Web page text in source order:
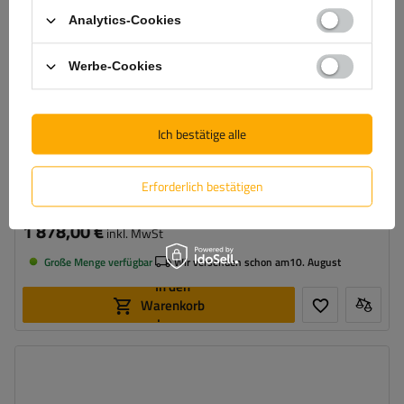
Einachsiger Federanhänger 230x125 UNITRAILER FORCE
230/R KIPP mit BIS-Seitenwänden, H-800-Rahmen und
1 878,00 €inkl. MwSt
Große Menge verfügbar Wir versenden schon am10. August
In den
Warenkorb
legen
Analytics-Cookies
Werbe-Cookies
Erforderlich bestätigen
Ich bestätige alle